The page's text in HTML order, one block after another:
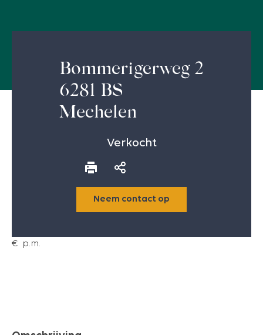
Bommerigerweg 2
6281 BS
Mechelen
Verkocht
Neem contact op
€ p.m.